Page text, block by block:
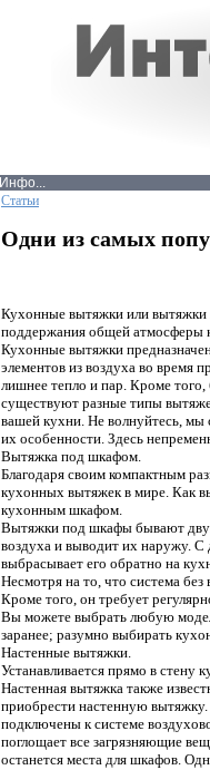
Инфо...
Статьи
Одни из самых
Кухонные вытяжки или вытяжки
поддержания общей атмосферы
Кухонные вытяжки
элементов из воздуха во время
лишнее тепло и пар. Кроме того,
существуют разные типы
вашей кухни. Не волнуйтесь, мы
их особенности. Здесь
Вытяжка под шкафом.
Благодаря своим компактным
кухонных вытяжек в мире. Как
кухонным шкафом.
Вытяжки под шкафы бывают двух
воздуха и выводит их наружу. С
выбрасывает его обратно на
Несмотря на то, что система без
Кроме того, он требует
Вы можете выбрать любую
заранее; разумно выбирать
Настенные вытяжки.
Устанавливается прямо в стену
Настенная вытяжка также
приобрести настенную
подключены к системе
поглощает все загрязняющие
останется места для шкафов.